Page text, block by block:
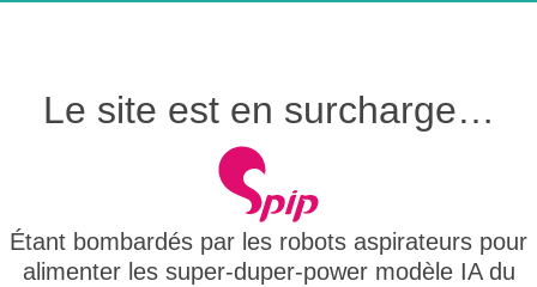
Le site est en surcharge…
Étant bombardés par les robots aspirateurs pour
alimenter les super-duper-power modèle IA du